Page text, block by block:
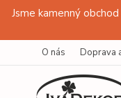
Jsme kamenný
O nás Doprava